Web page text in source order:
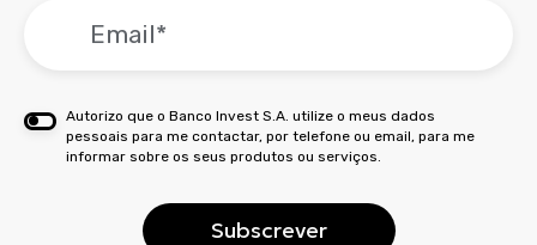
Autorizo que o Banco Invest S.A. utilize o meus dados
pessoais para me contactar, por telefone ou email, para me
informar sobre os seus produtos ou serviços.